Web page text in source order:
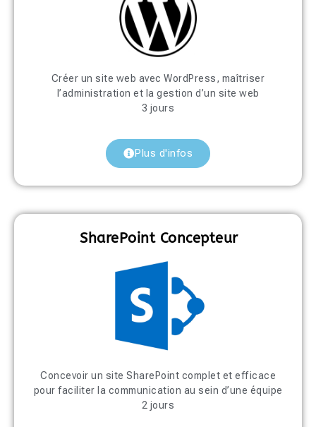
Créer un site web avec WordPress, maîtriser
l’administration et la gestion d’un site web
3 jours
Plus d'infos
SharePoint Concepteur
Concevoir un site SharePoint complet et efficace
pour faciliter la communication au sein d’une équipe
2 jours